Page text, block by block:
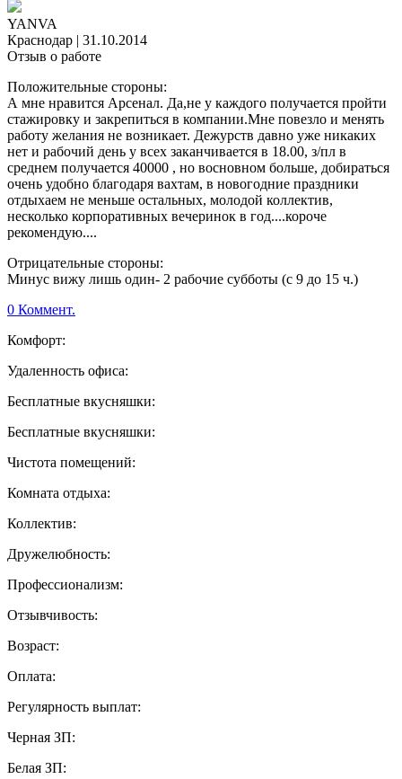
YANVA
Краснодар | 31.10.2014
Отзыв о работе
Положительные стороны:
А мне нравится Арсенал. Да,не у каждого получается пройти
стажировку и закрепиться в компании.Мне повезло и менять
работу желания не возникает. Дежурств давно уже никаких
нет и рабочий день у всех заканчивается в 18.00, з/пл в
среднем получается 40000 , но восновном больше, добираться
очень удобно благодаря вахтам, в новогодние праздники
отдыхаем не меньше остальных, молодой коллектив,
несколько корпоративных вечеринок в год....короче
рекомендую....
Отрицательные стороны:
Минус вижу лишь один- 2 рабочие субботы (с 9 до 15 ч.)
0 Коммент.
Комфорт:
Удаленность офиса:
Бесплатные вкусняшки:
Бесплатные вкусняшки:
Чистота помещений:
Комната отдыха:
Коллектив:
Дружелюбность:
Профессионализм:
Отзывчивость:
Возраст:
Оплата:
Регулярность выплат:
Черная ЗП:
Белая ЗП: